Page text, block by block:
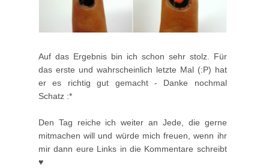
Auf das Ergebnis bin ich schon sehr stolz. Für
das erste und wahrscheinlich letzte Mal (:P) hat
er es richtig gut gemacht - Danke nochmal
Schatz :*
Den Tag reiche ich weiter an Jede, die gerne
mitmachen will und würde mich freuen, wenn ihr
mir dann eure Links in die Kommentare schreibt
♥